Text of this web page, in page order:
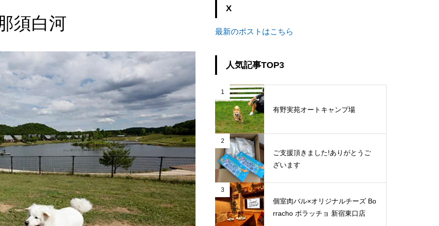
須白河
X
最新のポストはこちら
人気記事TOP3
1
有野実苑オートキャンプ場
2
ご支援頂きました!ありがとうご
ざいます
3
個室肉バル×オリジナルチーズ Bo
rracho ボラッチョ 新宿東口店